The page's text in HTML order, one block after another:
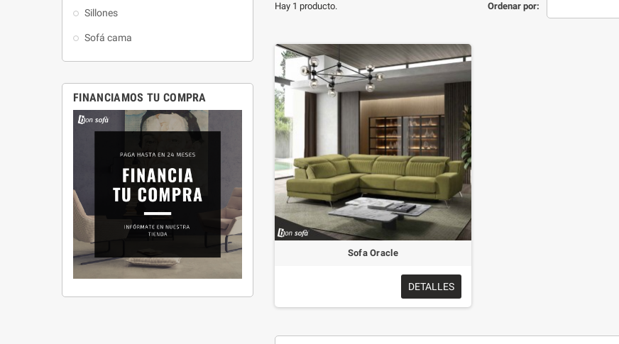
Sillones
Sofá cama
FINANCIAMOS TU COMPRA
Hay 1 producto. Ordenar por:
Sofa Oracle
DETALLES